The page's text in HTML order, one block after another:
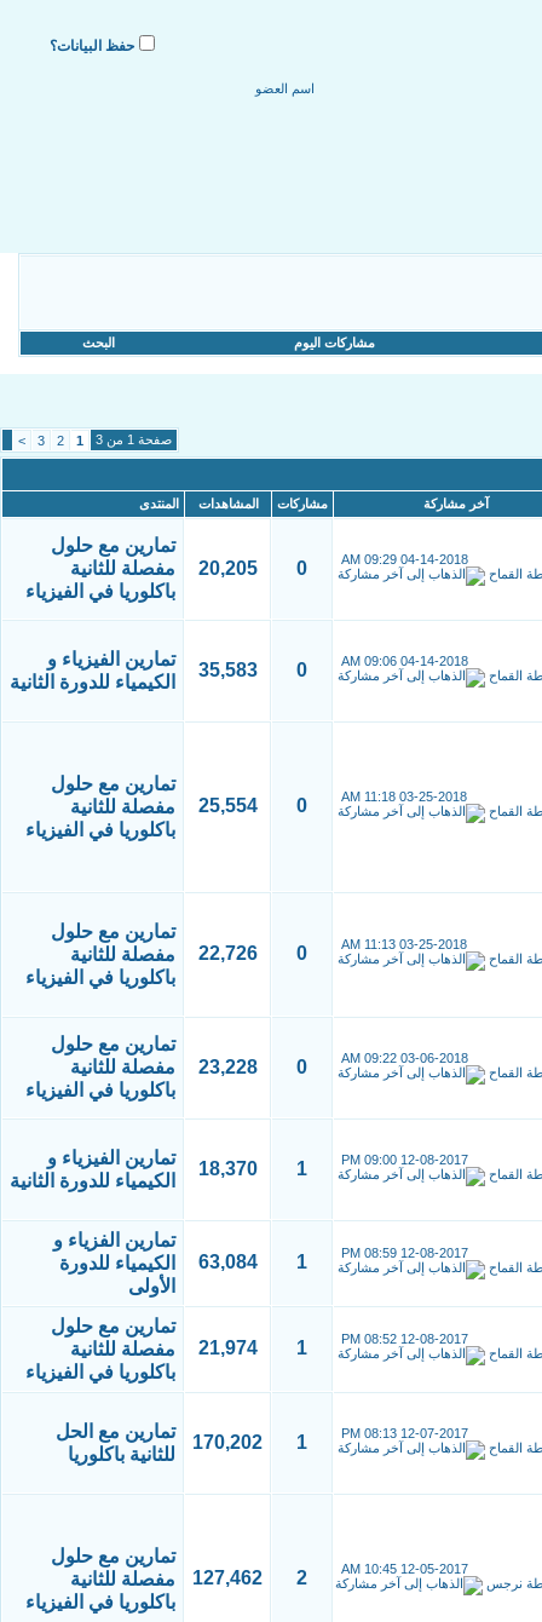
حفظ البيانات؟
مشاركات اليوم البحث
صفحة 1 من 3 1
2
3
>
آخر مشاركة مشاركات المشاهدات المنتدى
04-14-2018
09:29 AM
القماح 0
20,205
تمارين مع حلول
مفصلة للثانية
باكلوريا في الفيزياء
04-14-2018
09:06 AM
القماح 0
35,583
تمارين الفيزياء و
الكيمياء للدورة الثانية
03-25-2018
11:18 AM
القماح 0
25,554
تمارين مع حلول
مفصلة للثانية
باكلوريا في الفيزياء
03-25-2018
11:13 AM
القماح 0
22,726
تمارين مع حلول
مفصلة للثانية
باكلوريا في الفيزياء
03-06-2018
09:22 AM
القماح 0
23,228
تمارين مع حلول
مفصلة للثانية
باكلوريا في الفيزياء
12-08-2017
09:00 PM
القماح 1
18,370
تمارين الفيزياء و
الكيمياء للدورة الثانية
12-08-2017
08:59 PM
القماح 1
63,084
تمارين الفزياء و
الكيمياء للدورة
الأولى
12-08-2017
08:52 PM
القماح 1
21,974
تمارين مع حلول
مفصلة للثانية
باكلوريا في الفيزياء
12-07-2017
08:13 PM
القماح 1
170,202
تمارين مع الحل
للثانية باكلوريا
12-05-2017
10:45 AM
نرجس 2
127,462
تمارين مع حلول
مفصلة للثانية
باكلوريا في الفيزياء